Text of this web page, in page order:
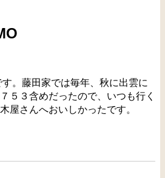
。藤田家では毎年、秋に出雲に
５３含めだったので、いつも行く
屋さんへおいしかったです。